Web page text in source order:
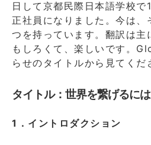
日して京都民際日本語学校で
正社員になりました。今は、
つを持っています。翻訳は主
もしろくて、楽しいです。
らせのタイトルから見てくだ
タイトル： 世界を繋げるに
1．イントロダクション